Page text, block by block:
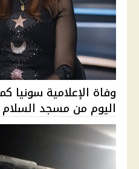
وفاة الإعلامية سونيا
اليوم من مسجد السلام